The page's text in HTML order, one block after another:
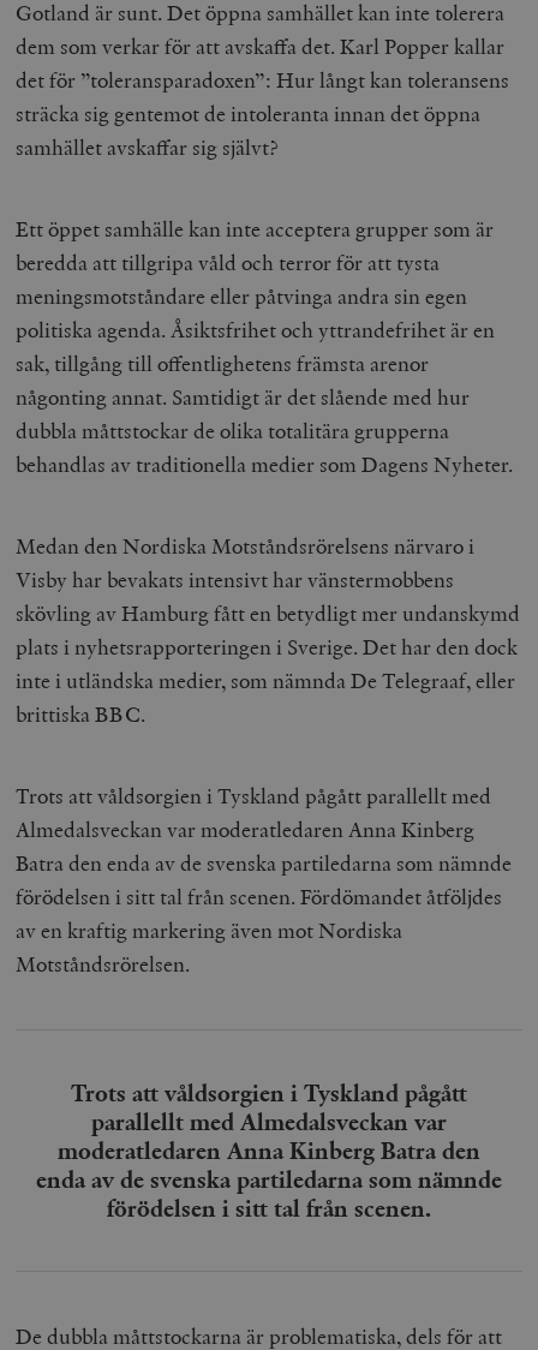
Gotland är sunt. Det öppna samhället kan inte tolerera
dem som verkar för att avskaffa det. Karl Popperkallar
det för ”toleransparadoxen”: Hur långtkan toleransens
sträcka sig gentemot de intoleranta innan det öppna
samhället avskaffar sig självt?
Ett öppet samhälle kan inte acceptera grupper som är
beredda att tillgripa våld och terror för att tysta
meningsmotståndare eller påtvinga andra sin egen
politiska agenda. Åsiktsfrihet och yttrandefrihet är en
sak, tillgång till offentlighetens främsta arenor
någonting annat. Samtidigt är det slående med hur
dubbla måttstockar de olika totalitära grupperna
behandlas av traditionella medier som Dagens Nyheter.
Medan den Nordiska Motståndsrörelsens närvaro i
Visby har bevakats intensivt har vänstermobbens
skövling av Hamburg fått en betydligt mer undanskymd
plats i nyhetsrapporteringen i Sverige. Det har den dock
inte i utländska medier, som nämnda De Telegraaf, eller
brittiska BBC.
Trots att våldsorgien i Tyskland pågått parallellt med
Almedalsveckan var moderatledaren Anna Kinberg
Batra den enda av de svenska partiledarna som nämnde
förödelsen i sitt tal från scenen. Fördömandet åtföljdes
av en kraftig markering även mot Nordiska
Motståndsrörelsen.
Trots att våldsorgien i Tyskland pågått
parallellt med Almedalsveckan var
moderatledaren Anna Kinberg Batra den
enda av de svenska partiledarna som nämnde
förödelsen i sitt tal från scenen.
De dubbla måttstockarna är problematiska, dels för att